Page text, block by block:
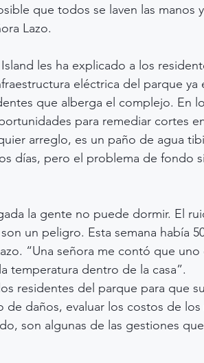
que todos se laven las manos
Lazo.
les ha explicado a los
eléctrica del parque ya
que alberga el complejo. En
para remediar cortes
arreglo, es un paño de agua
días, pero el problema de fondo
la gente no puede dormir. El
un peligro. Esta semana había
“Una señora me contó que uno
temperatura dentro de la casa”.
residentes del parque para que
de daños, evaluar los costos de
son algunas de las gestiones